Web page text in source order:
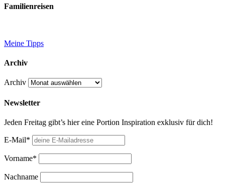
Familienreisen
Meine Tipps
Archiv
Archiv
Newsletter
Jeden Freitag gibt’s hier eine Portion Inspiration exklusiv für dich!
E-Mail*
Vorname*
Nachname